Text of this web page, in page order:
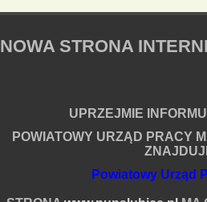
NOWA STRONA
UPRZEJMIE
POWIATOWY URZĄD PRACY
Powiatowy Urząd